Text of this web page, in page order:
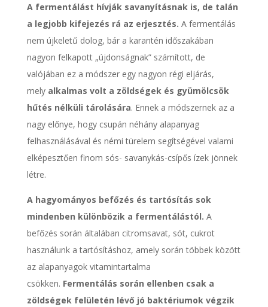
A fermentálást hívják savanyításnak is, de talán
a legjobb kifejezés rá az erjesztés. A fermentálás
nem újkeletű dolog, bár a karantén időszakában
nagyon felkapott „újdonságnak” számított, de
valójában ez a módszer egy nagyon régi eljárás,
mely alkalmas volt a zöldségek és gyümölcsök
hűtés nélküli tárolására. Ennek a módszernek az a
nagy előnye, hogy csupán néhány alapanyag
felhasználásával és némi türelem segítségével valami
elképesztően finom sós- savanykás-csípős ízek jönnek
létre.
A hagyományos befőzés és tartósítás sok
mindenben különbözik a fermentálástól. A
befőzés során általában citromsavat, sót, cukrot
használunk a tartósításhoz, amely során többek között
az alapanyagok vitamintartalma
csökken. Fermentálás során ellenben csak a
zöldségek felületén lévő jó baktériumok végzik